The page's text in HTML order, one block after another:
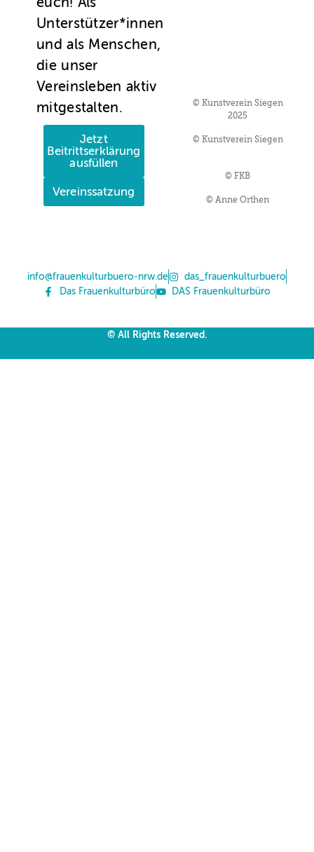
Unterstützer*innen
und als Menschen,
die unser
Vereinsleben aktiv
mitgestalten.
Jetzt
Beitrittserklärung
ausfüllen
Vereinssatzung
© Kunstverein Siegen
2025
© Kunstverein Siegen
© FKB
© Anne Orthen
info@frauenkulturbuero-nrw.de
das_frauenkulturbuero
Das Frauenkulturbüro
DAS Frauenkulturbüro
© All Rights Reserved.